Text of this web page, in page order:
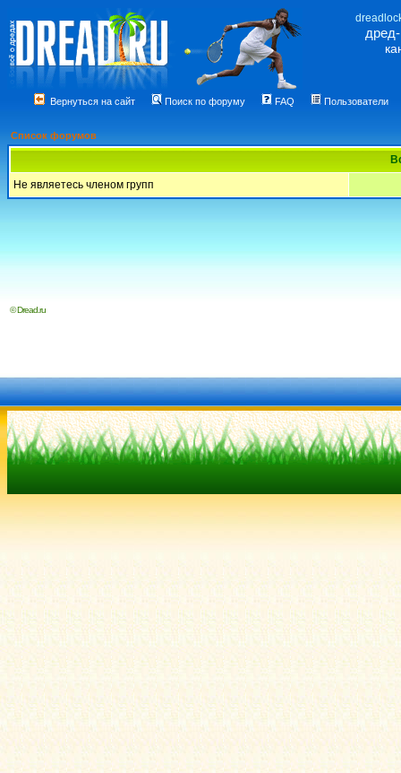
Вернуться на сайт Поиск по форуму FAQ Пользователи
Список форумов
Не являетесь членом групп
© Dread.ru